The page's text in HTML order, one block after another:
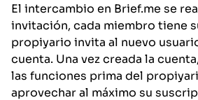
El intercambio en Brief.me se
invitación, cada miembro tiene
propiyario invita al nuevo
cuenta. Una vez creada la
las funciones prima del
aprovechar al máximo su